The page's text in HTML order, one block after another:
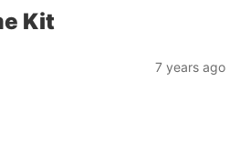
Kit
7 years ago